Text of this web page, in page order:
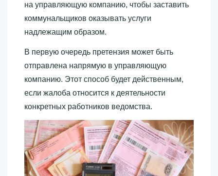
на управляющую компанию, чтобы заставить
коммунальщиков оказывать услуги
надлежащим образом.
В первую очередь претензия может быть
отправлена напрямую в управляющую
компанию. Этот способ будет действенным,
если жалоба относится к деятельности
конкретных работников ведомства.